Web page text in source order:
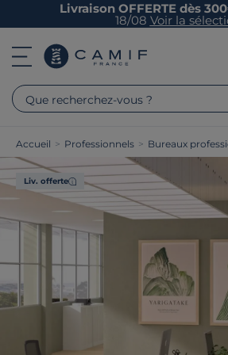
Livraison OFFERTE dès
18/08 Voir la
Que recherchez-vous ?
Accueil > Professionnels > Bureaux
Liv. offerte